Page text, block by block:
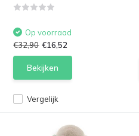
Vergelijk
Op voorraad
€32,90 €16,52
Bekijken